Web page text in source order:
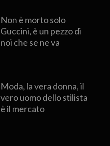
Non è morto solo
Guccini, è un pezzo di
noi che se ne va
Moda, la vera donna, il
vero uomo dello stilista
è il mercato